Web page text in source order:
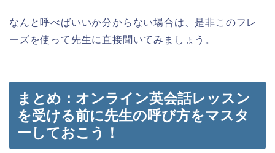
なんと呼べばいいか分からない場合は、是非このフレ
ーズを使って先生に直接聞いてみましょう。
まとめ：オンライン英会話レッスン
を受ける前に先生の呼び方をマスタ
ーしておこう！